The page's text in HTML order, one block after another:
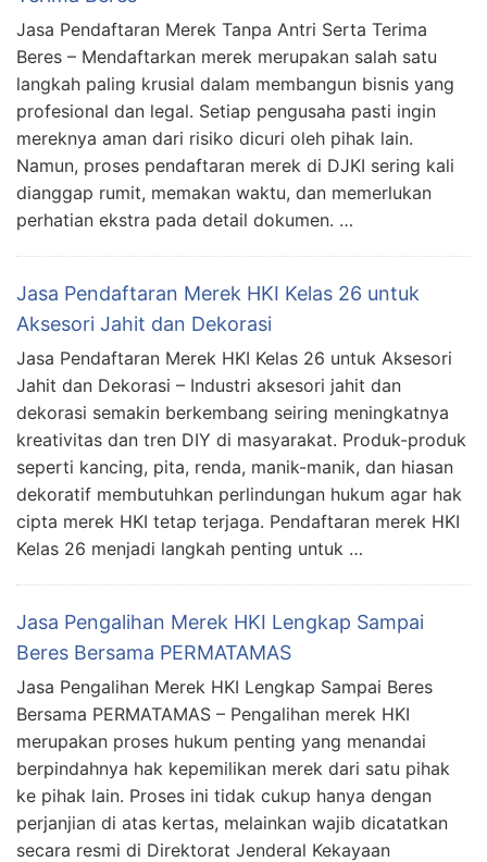
Jasa Pendaftaran Merek Tanpa Antri Serta Terima
Beres – Mendaftarkan merek merupakan salah satu
langkah paling krusial dalam membangun bisnis yang
profesional dan legal. Setiap pengusaha pasti ingin
mereknya aman dari risiko dicuri oleh pihak lain.
Namun, proses pendaftaran merek di DJKI sering kali
dianggap rumit, memakan waktu, dan memerlukan
perhatian ekstra pada detail dokumen. …
Jasa Pendaftaran Merek HKI Kelas 26 untuk
Aksesori Jahit dan Dekorasi
Jasa Pendaftaran Merek HKI Kelas 26 untuk Aksesori
Jahit dan Dekorasi – Industri aksesori jahit dan
dekorasi semakin berkembang seiring meningkatnya
kreativitas dan tren DIY di masyarakat. Produk-produk
seperti kancing, pita, renda, manik-manik, dan hiasan
dekoratif membutuhkan perlindungan hukum agar hak
cipta merek HKI tetap terjaga. Pendaftaran merek HKI
Kelas 26 menjadi langkah penting untuk …
Jasa Pengalihan Merek HKI Lengkap Sampai
Beres Bersama PERMATAMAS
Jasa Pengalihan Merek HKI Lengkap Sampai Beres
Bersama PERMATAMAS – Pengalihan merek HKI
merupakan proses hukum penting yang menandai
berpindahnya hak kepemilikan merek dari satu pihak
ke pihak lain. Proses ini tidak cukup hanya dengan
perjanjian di atas kertas, melainkan wajib dicatatkan
secara resmi di Direktorat Jenderal Kekayaan